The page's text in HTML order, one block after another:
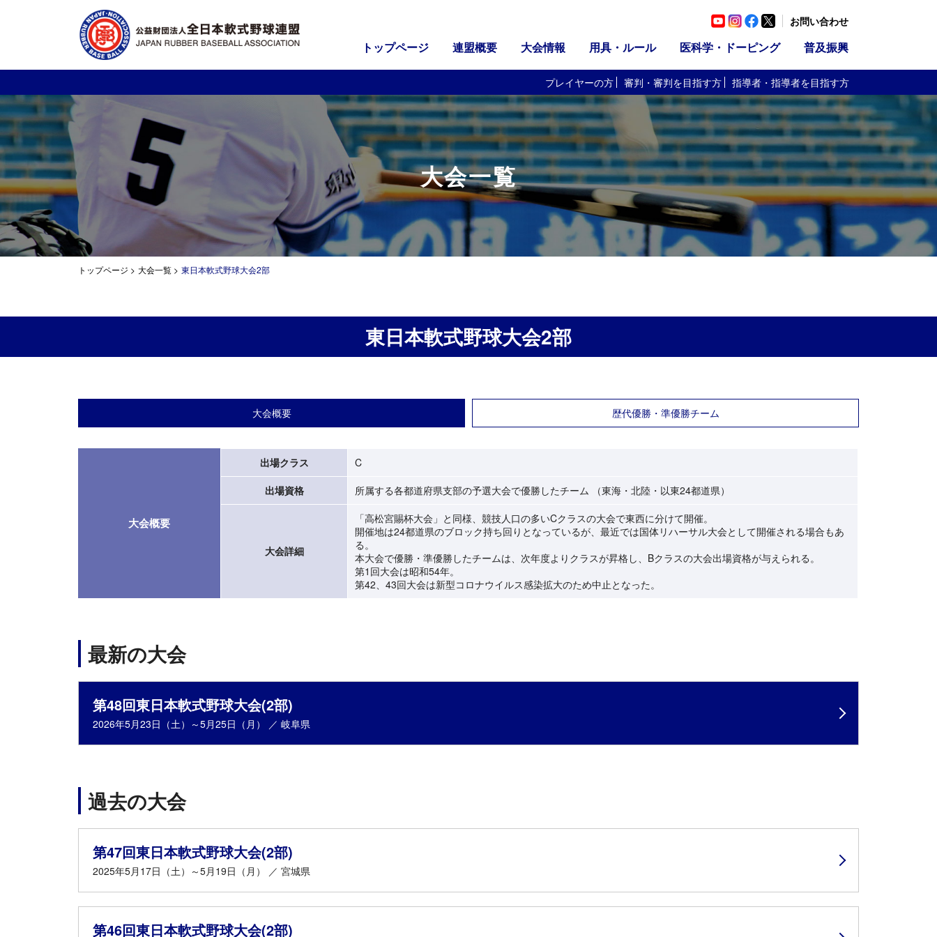
トップページ 連盟概要 大会情報 用具・ルール 医科学・ドーピング 普及振興
お問い合わせ
プレイヤーの方 審判・審判を目指す方 指導者・指導者を目指す方
大会一覧
トップページ > 大会一覧 > 東日本軟式野球大会2部
東日本軟式野球大会2部
大会概要 歴代優勝・準優勝チーム
大会概要
出場クラス
C
出場資格
所属する各都道府県支部の予選大会で優勝したチーム （東海・北陸・以東24都道県）
大会詳細
「高松宮賜杯大会」と同様、競技人口の多いCクラスの大会で東西に分けて開催。
開催地は24都道県のブロック持ち回りとなっているが、最近では国体リハーサル大会として開催される場合もあ
る。
本大会で優勝・準優勝したチームは、次年度よりクラスが昇格し、Bクラスの大会出場資格が与えられる。
第1回大会は昭和54年。
第42、43回大会は新型コロナウイルス感染拡大のため中止となった。
最新の大会
第48回東日本軟式野球大会(2部)
2026年5月23日（土）～5月25日（月） ／ 岐阜県
過去の大会
第47回東日本軟式野球大会(2部)
2025年5月17日（土）～5月19日（月） ／ 宮城県
第46回東日本軟式野球大会(2部)